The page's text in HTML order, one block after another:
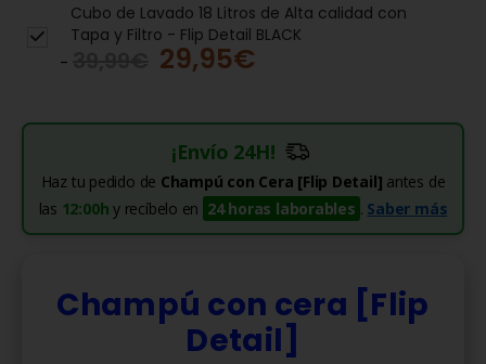
Cubo de Lavado 18 Litros de Alta calidad con
Tapa y Filtro - Flip Detail BLACK
-
29,95€
¡Envío 24H!
Haz tu pedido de Champú con Cera [Flip Detail] antes de
las 12:00h y recíbelo en 24 horas laborables . Saber más
Champú con cera [Flip
Detail]